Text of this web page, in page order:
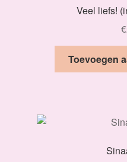
Veel liefs!
€
Toevoegen